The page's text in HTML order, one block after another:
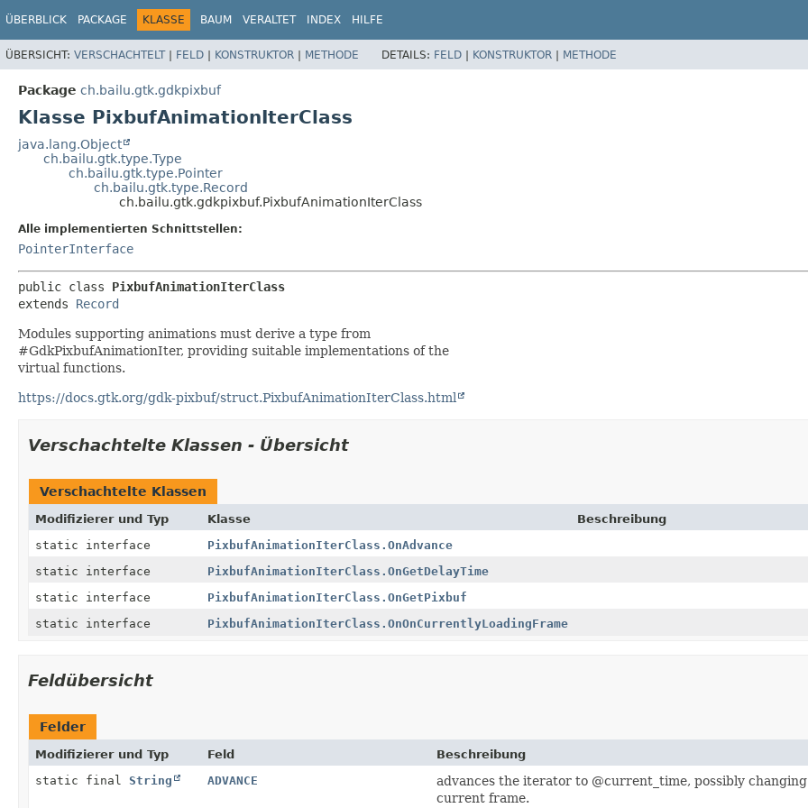
ÜBERBLICK PACKAGE KLASSE BAUM VERALTET INDEX HILFE
ÜBERSICHT: VERSCHACHTELT| FELD | KONSTRUKTOR | METHODE DETAILS: FELD | KONSTRUKTOR | METHODE
Package ch.bailu.gtk.gdkpixbuf
Klasse PixbufAnimationIterClass
java.lang.Object
ch.bailu.gtk.type.Type
ch.bailu.gtk.type.Pointer
ch.bailu.gtk.type.Record
ch.bailu.gtk.gdkpixbuf.PixbufAnimationIterClass
Alle implementierten Schnittstellen:
PointerInterface
public class PixbufAnimationIterClass
extends Record
Modules supporting animations must derive a type from
#GdkPixbufAnimationIter, providing suitable implementations of the
virtual functions.
https://docs.gtk.org/gdk-pixbuf/struct.PixbufAnimationIterClass.html
Verschachtelte Klassen - Übersicht
Verschachtelte Klassen
Modifizierer und Typ Klasse
Beschreibung
static interface
PixbufAnimationIterClass.OnAdvance
static interface
PixbufAnimationIterClass.OnGetDelayTime
static interface
PixbufAnimationIterClass.OnGetPixbuf
static interface
PixbufAnimationIterClass.OnOnCurrentlyLoadingFrame
Feldübersicht
Felder
Modifizierer und Typ Feld
Beschreibung
static final String ADVANCE
advances the iterator to @current_time, possibly
current frame.